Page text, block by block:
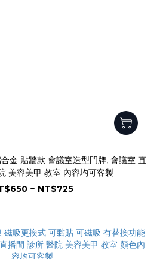
美容美甲 教室 內容均可客製
~ NT$725